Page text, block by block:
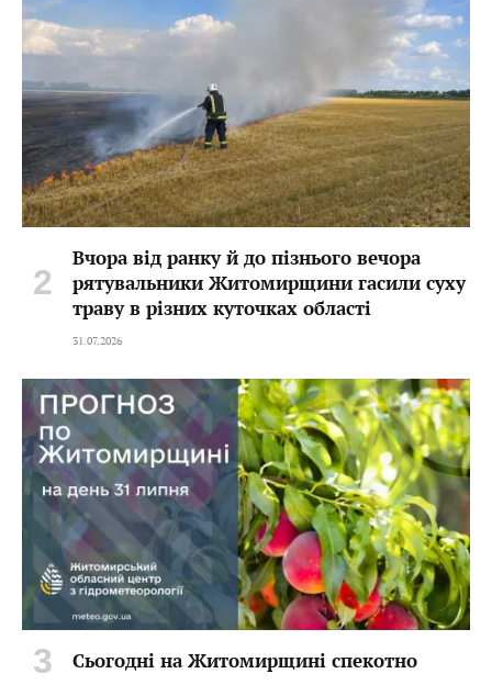
Вчора від ранку й до пізнього вечора
рятувальники Житомирщини гасили суху
траву в різних куточках області
31.07.2026
Сьогодні на Житомирщині спекотно